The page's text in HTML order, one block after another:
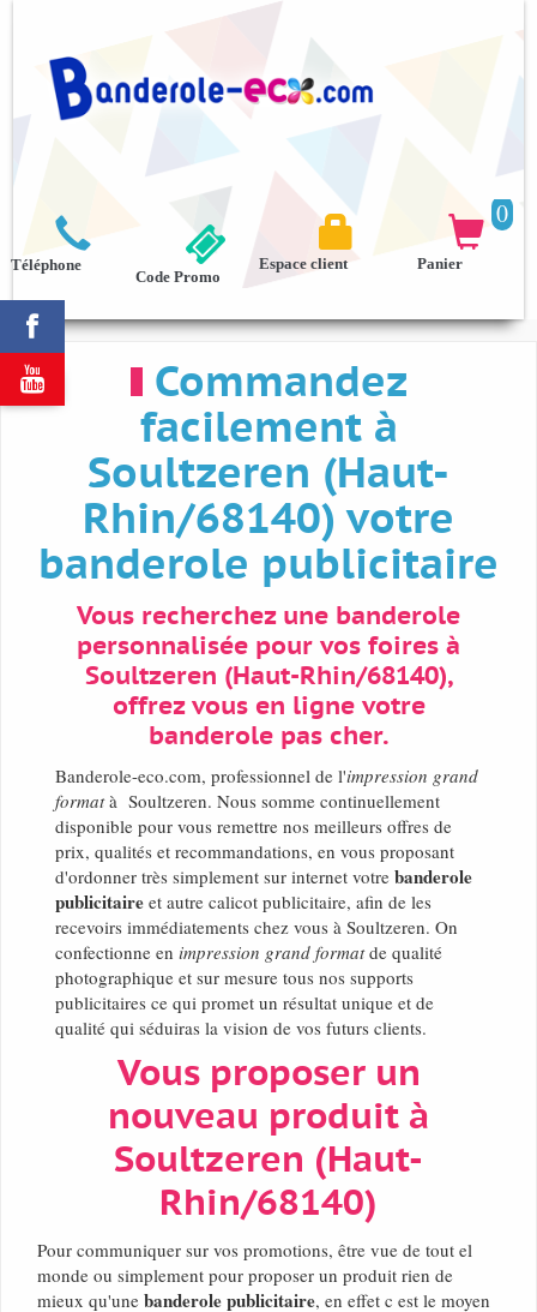



Téléphone
0

Panier

Espace client
Code Promo
Commandez
facilement à
Soultzeren (Haut-
Rhin/68140) votre
banderole publicitaire
Vous recherchez une banderole
personnalisée pour vos foires à
Soultzeren (Haut-Rhin/68140),
offrez vous en ligne votre
banderole pas cher.
Banderole-eco.com, professionnel de l'impression grand
formatà Soultzeren. Nous somme continuellement
disponible pour vous remettre nos meilleurs offres de
prix, qualités et recommandations, en vous proposant
d'ordonner très simplement sur internet votre banderole
publicitaire et autre calicot publicitaire, afin de les
recevoirs immédiatements chez vous à Soultzeren. On
confectionne en impression grand formatde qualité
photographique et sur mesure tous nos supports
publicitaires ce qui promet un résultat unique et de
qualité qui séduiras la vision de vos futurs clients.
Vous proposer un
nouveau produit à
Soultzeren (Haut-
Rhin/68140)
Pour communiquer sur vos promotions, être vue de tout el
monde ou simplement pour proposer un produit rien de
mieux qu'une banderole publicitaire, en effet c est le moyen